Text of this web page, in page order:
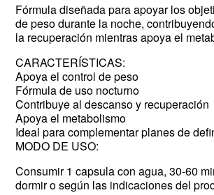
Fórmula diseñada para apoyar los
de peso durante la noche,
la recuperación mientras apoya el
CARACTERÍSTICAS:
Apoya el control de peso
Fórmula de uso nocturno
Contribuye al descanso y recuperación
Apoya el metabolismo
Ideal para complementar planes de
MODO DE USO:
Consumir 1 capsula con agua, 30-60
dormir o según las indicaciones del